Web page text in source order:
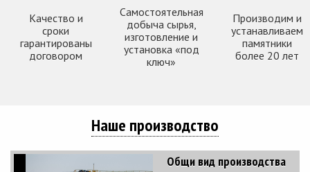
Качество и
сроки
гарантированы
договором
Самостоятельная
добыча сырья,
изготовление и
установка «под
ключ»
Производим и
устанавливаем
памятники
более 20 лет
Наше производство
Общи вид производства